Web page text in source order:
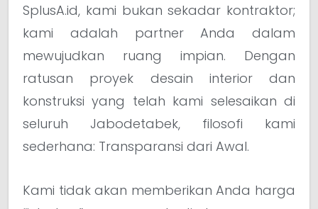
SplusA.id, kami bukan sekadar kontraktor;
kami adalah partner Anda dalam
mewujudkan ruang impian. Dengan
ratusan proyek desain interior dan
konstruksi yang telah kami selesaikan di
seluruh Jabodetabek, filosofi kami
sederhana: Transparansi dari Awal.
Kami tidak akan memberikan Anda harga